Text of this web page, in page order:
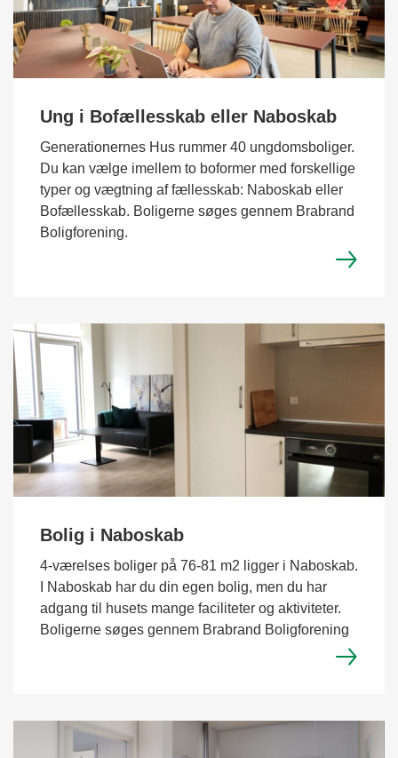
Ung i Bofællesskab eller Naboskab
Generationernes Hus rummer 40 ungdomsboliger.
Du kan vælge imellem to boformer med forskellige
typer og vægtning af fællesskab: Naboskab eller
Bofællesskab. Boligerne søges gennem Brabrand
Boligforening.
Bolig i Naboskab
4-værelses boliger på 76-81 m2 ligger i Naboskab.
I Naboskab har du din egen bolig, men du har
adgang til husets mange faciliteter og aktiviteter.
Boligerne søges gennem Brabrand Boligforening